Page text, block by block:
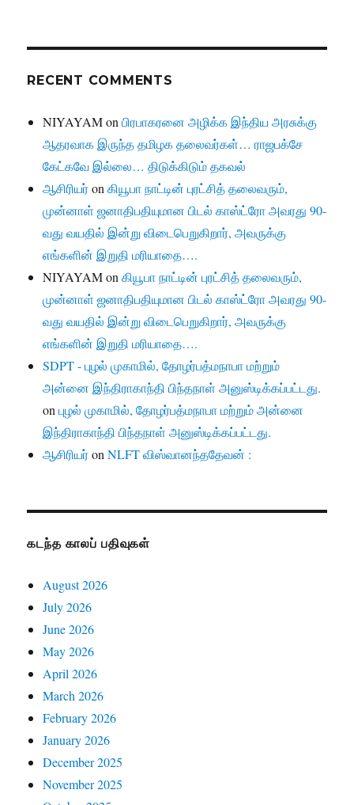
RECENT COMMENTS
NIYAYAMonபிரபாகரனை அழிக்க இந்திய அரசுக்கு
ஆதரவாக இருந்த தமிழக தலைவர்கள்… ராஜபக்சே
கேட்கவே இல்லை… திடுக்கிடும் தகவல்
ஆசிரியர்onகியூபா நாட்டின் புரட்சித் தலைவரும்,
முன்னாள் ஜனாதிபதியுமான பிடல் காஸ்ட்ரோ அவரது 90-
வது வயதில் இன்று விடைபெறுகிறார், அவருக்கு
எங்களின் இறுதி மரியாதை….
NIYAYAMonகியூபா நாட்டின் புரட்சித் தலைவரும்,
முன்னாள் ஜனாதிபதியுமான பிடல் காஸ்ட்ரோ அவரது 90-
வது வயதில் இன்று விடைபெறுகிறார், அவருக்கு
எங்களின் இறுதி மரியாதை….
SDPT - புழல் முகாமில், தோழர்பத்மநாபா மற்றும்
அன்னை இந்திராகாந்தி பிந்தநாள் அனுஸ்டிக்கப்பட்டது.
onபுழல் முகாமில், தோழர்பத்மநாபா மற்றும் அன்னை
இந்திராகாந்தி பிந்தநாள் அனுஸ்டிக்கப்பட்டது.
ஆசிரியர்onNLFT விஸ்வானந்ததேவன் :
கடந்த காலப் பதிவுகள்
August 2026
July 2026
June 2026
May 2026
April 2026
March 2026
February 2026
January 2026
December 2025
November 2025